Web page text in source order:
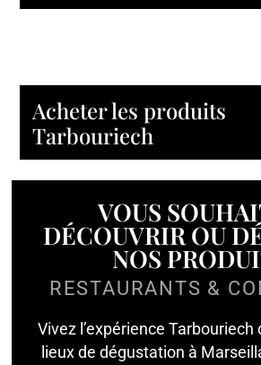
Acheter les produits
Tarbouriech
VOUS
DÉCOUVRIR OU
NOS
RESTAURANTS &
Vivez l’expérience Tarbouriech
lieux de dégustation à